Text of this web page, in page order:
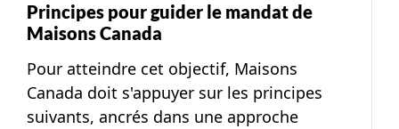
Principes pour guider le mandat de
Maisons Canada
Pour atteindre cet objectif, Maisons
Canada doit s'appuyer sur les principes
suivants, ancrés dans une approche